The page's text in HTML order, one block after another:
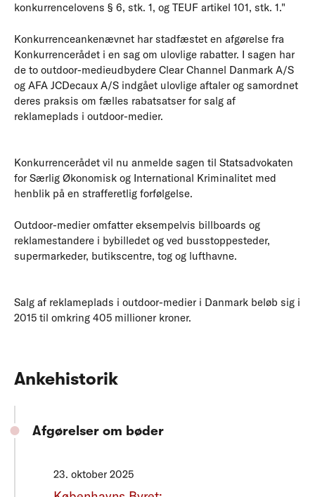
konkurrencelovens § 6, stk. 1, og TEUF artikel 101, stk. 1."
Konkurrenceankenævnet har stadfæstet en afgørelse fra
Konkurrencerådet i en sag om ulovlige rabatter. I sagen har
de to outdoor-medieudbydere Clear Channel Danmark A/S
og AFA JCDecaux A/S indgået ulovlige aftaler og samordnet
deres praksis om fælles rabatsatser for salg af
reklameplads i outdoor-medier.
Konkurrencerådet vil nu anmelde sagen til Statsadvokaten
for Særlig Økonomisk og International Kriminalitet med
henblik på en strafferetlig forfølgelse.
Outdoor-medier omfatter eksempelvis billboards og
reklamestandere i bybilledet og ved busstoppesteder,
supermarkeder, butikscentre, tog og lufthavne.
Salg af reklameplads i outdoor-medier i Danmark beløb sig i
2015 til omkring 405 millioner kroner.
Ankehistorik
Afgørelser om bøder
23. oktober 2025